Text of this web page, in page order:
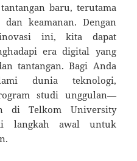
baru, terutama
keamanan. Dengan
ini, kita dapat
era digital yang
tantangan. Bagi Anda
dunia teknologi,
studi unggulan—
di Telkom University
langkah awal untuk